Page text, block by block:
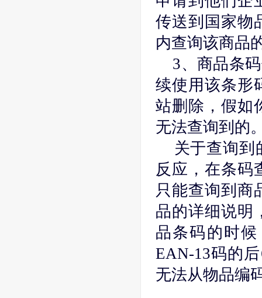
传送到国家物
内查询该商品
3、商品条码
续使用该条形
站删除，假如
无法查询到的
关于查询到
反应，在条码
只能查询到商
品的详细说明
品条码的时
EAN-13码的
无法从物品编